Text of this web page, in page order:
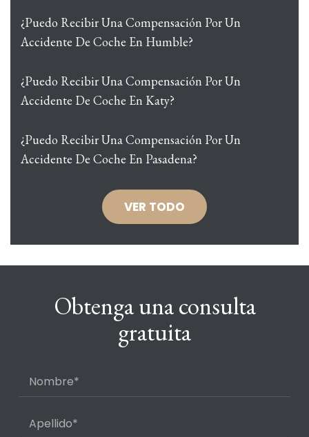
¿Puedo Recibir Una Compensación Por Un
Accidente De Coche En Humble?
¿Puedo Recibir Una Compensación Por Un
Accidente De Coche En Katy?
¿Puedo Recibir Una Compensación Por Un
Accidente De Coche En Pasadena?
VER TODO
Obtenga una consulta
gratuita